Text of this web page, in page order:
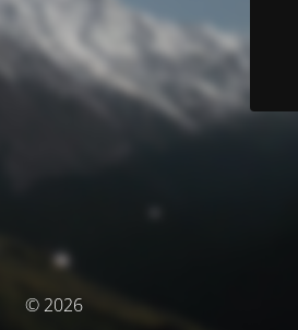
© 2026